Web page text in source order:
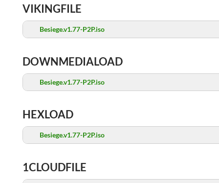
VIKINGFILE
Besiege.v1.77-P2P.iso
DOWNMEDIALOAD
Besiege.v1.77-P2P.iso
HEXLOAD
Besiege.v1.77-P2P.iso
1CLOUDFILE